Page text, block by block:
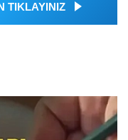
TIKLAYINIZ